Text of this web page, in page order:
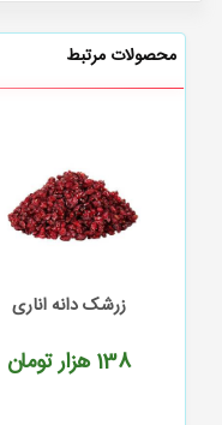
محصولات مرتبط
خرما پیارم درجه یک
127هزار تومان